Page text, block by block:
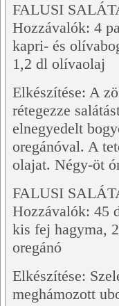
FALUSI
Hozzávalók: 4
kapri- és
1,2 dl olívaolaj
Elkészítése: A
rétegezze
elnegyedelt
oregánóval. A
olajat. Négy-öt
FALUSI
Hozzávalók: 45
kis fej hagyma,
oregánó
Elkészítése:
meghámozott